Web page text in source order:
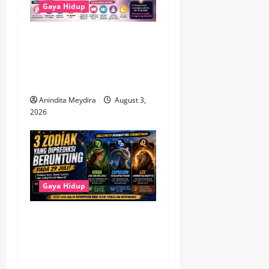
Gaya Hidup
Anindita Meydira
August 3,
2026
Gaya Hidup